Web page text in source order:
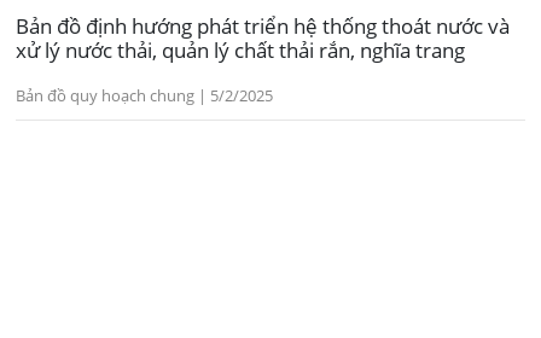
Bản đồ định hướng phát triển hệ thống thoát nước và
xử lý nước thải, quản lý chất thải rắn, nghĩa trang
Bản đồ quy hoạch chung | 5/2/2025